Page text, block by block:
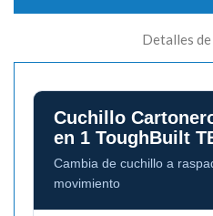
Detalles
Cuchillo
en 1 ToughBuilt
Cambia de cuchillo a
movimiento